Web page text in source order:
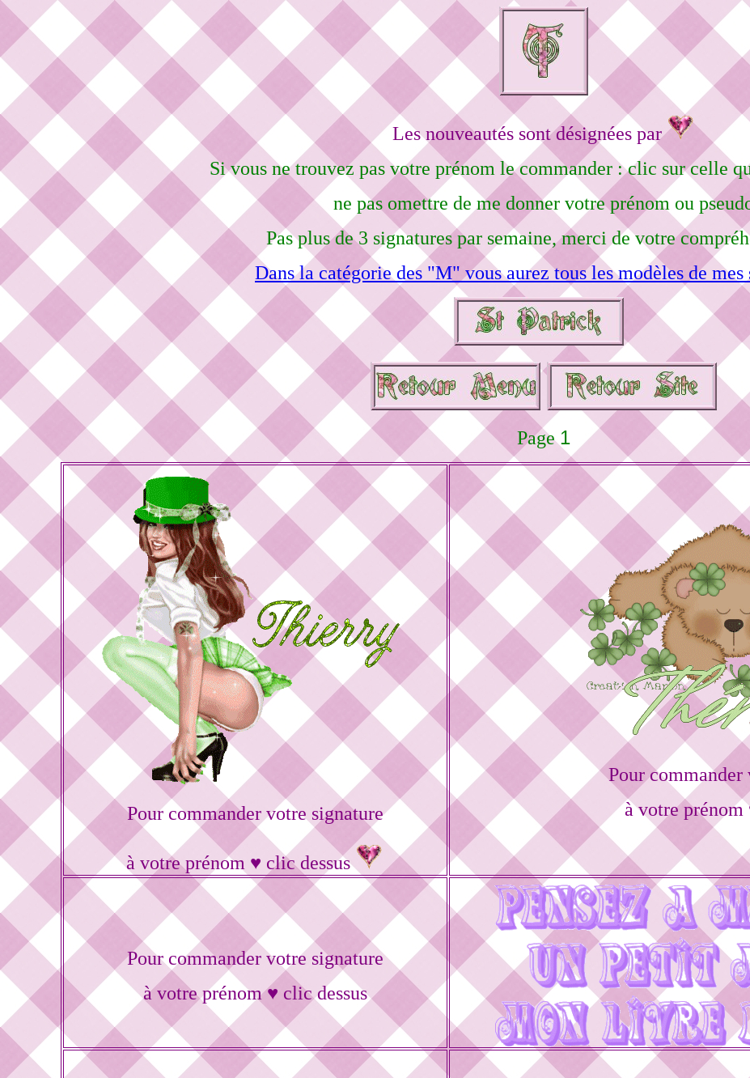
Les nouveautés sont désignées par
Si vous ne trouvez pas votre prénom le commander : clic sur celle
ne pas omettre de me donner votre prénom ou
Pas plus de 3 signatures par semaine, merci de votre
Dans la catégorie des "M" vous aurez tous les modèles de mes
Page1
Pour commander votre signature
à votre prénom ♥ clic dessus
Pour commander
à votre prénom
Pour commander votre signature
à votre prénom ♥ clic dessus